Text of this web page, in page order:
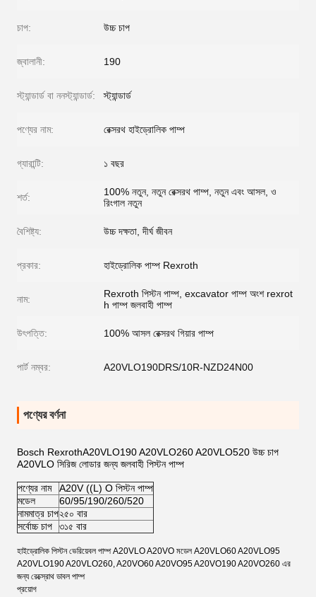
চাপ: উচ্চ চাপ
জ্বালানী: 190
স্ট্যান্ডার্ড বা ননস্ট্যান্ডার্ড: স্ট্যান্ডার্ড
পণ্যের নাম: রেক্সরথ হাইড্রোলিক পাম্প
গ্যারান্টি: ১ বছর
শর্ত:
100% নতুন, নতুন রেক্সরথ পাম্প, নতুন এবং আসল, ও
রিংগাল নতুন
বৈশিষ্ট্য: উচ্চ দক্ষতা, দীর্ঘ জীবন
প্রকার: হাইড্রোলিক পাম্প Rexroth
নাম:
Rexroth পিস্টন পাম্প, excavator পাম্প অংশ rexrot
h পাম্প জলবাহী পাম্প
উৎপত্তি: 100% আসল রেক্সরথ গিয়ার পাম্প
পার্ট নম্বর: A20VLO190DRS/10R-NZD24N00
পণ্যের বর্ণনা
Bosch RexrothA20VLO190 A20VLO260 A20VLO520 উচ্চ চাপ
A20VLO সিরিজ লোডার জন্য জলবাহী পিস্টন পাম্প
পণ্যের নাম
A20V ((L) O পিস্টন পাম্প
মডেল
60/95/190/260/520
নামমাত্র চাপ২৫০ বার
সর্বোচ্চ চাপ
৩১৫ বার
হাইড্রোলিক পিস্টন ভেরিয়েবল পাম্প A20VLO A20VO মডেল A20VLO60 A20VLO95
A20VLO190 A20VLO260, A20VO60 A20VO95 A20VO190 A20VO260 এর
জন্য রেক্স্রোথ ডাবল পাম্প
প্রয়োগ